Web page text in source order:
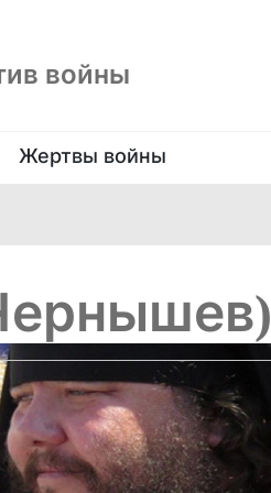
войны
Жертвы войны